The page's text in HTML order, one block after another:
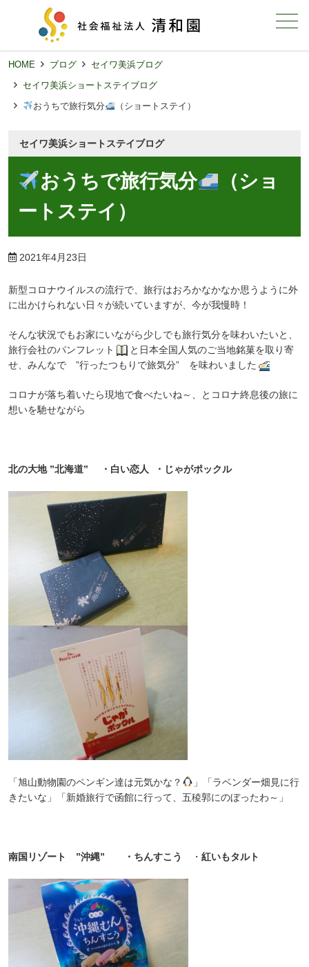
メニュー
HOME ブログ
セイワ美浜ブログ
セイワ美浜ショートステイブログ
おうちで旅行気分
（ショートステイ）
セイワ美浜ショートステイブログ
おうちで旅行気分
（ショ
ートステイ）
2021年4月23日
新型コロナウイルスの流行で、旅行はおろかなかなか思うように外
に出かけられない日々が続いていますが、今が我慢時！
そんな状況でもお家にいながら少しでも旅行気分を味わいたいと、
旅行会社のパンフレット
と日本全国人気のご当地銘菓を取り寄
せ、みんなで ”行ったつもりで旅気分” を味わいました
コロナが落ち着いたら現地で食べたいね～、とコロナ終息後の旅に
想いを馳せながら
北の大地 ”北海道” ・ 白い恋人 ・じゃがポックル
「旭山動物園のペンギン達は元気かな？
」「ラベンダー畑見に行
きたいな」「新婚旅行で函館に行って、五稜郭にのぼったわ～」
南国リゾート ”沖縄” ・ちんすこう ・ 紅いもタルト